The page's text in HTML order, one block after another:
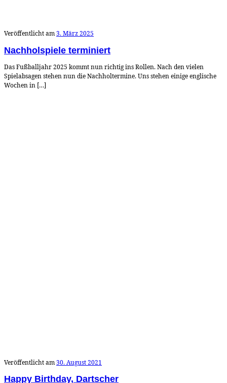
Veröffentlicht am3. März 2025
Nachholspiele terminiert
Das Fußballjahr 2025 kommt nun richtig ins Rollen. Nach den vielen
Spielabsagen stehen nun die Nachholtermine. Uns stehen einige englische
Wochen in […]
Veröffentlicht am30. August 2021
Happy Birthday, Dartscher